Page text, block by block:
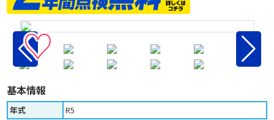
♡
基本情報
年式
R5